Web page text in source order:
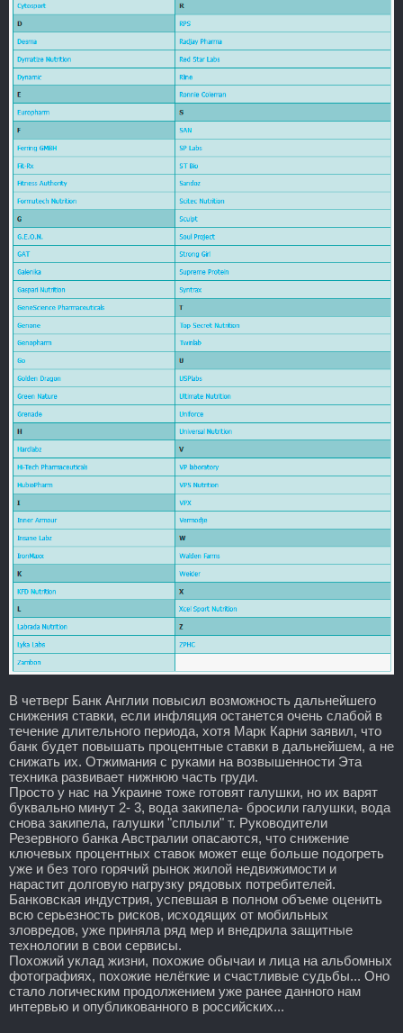
В четверг Банк Англии повысил возможность дальнейшего
снижения ставки, если инфляция останется очень слабой в
течение длительного периода, хотя Марк Карни заявил, что
банк будет повышать процентные ставки в дальнейшем, а не
снижать их. Отжимания с руками на возвышенности Эта
техника развивает нижнюю часть груди.
Просто у нас на Украине тоже готовят галушки, но их варят
буквально минут 2- 3, вода закипела- бросили галушки, вода
снова закипела, галушки "сплыли" т. Руководители
Резервного банка Австралии опасаются, что снижение
ключевых процентных ставок может еще больше подогреть
уже и без того горячий рынок жилой недвижимости и
нарастит долговую нагрузку рядовых потребителей.
Банковская индустрия, успевшая в полном объеме оценить
всю серьезность рисков, исходящих от мобильных
зловредов, уже приняла ряд мер и внедрила защитные
технологии в свои сервисы.
Похожий уклад жизни, похожие обычаи и лица на альбомных
фотографиях, похожие нелёгкие и счастливые судьбы... Оно
стало логическим продолжением уже ранее данного нам
интервью и опубликованного в российских...